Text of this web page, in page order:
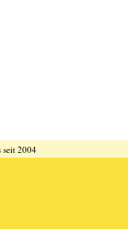
seit 2004